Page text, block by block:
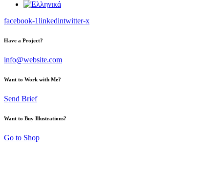
facebook-1linkedintwitter-x
Have a Project?
info@website.com
Want to Work with Me?
Send Brief
Want to Buy Illustrations?
Go to Shop